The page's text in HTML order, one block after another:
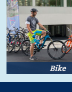
Bike